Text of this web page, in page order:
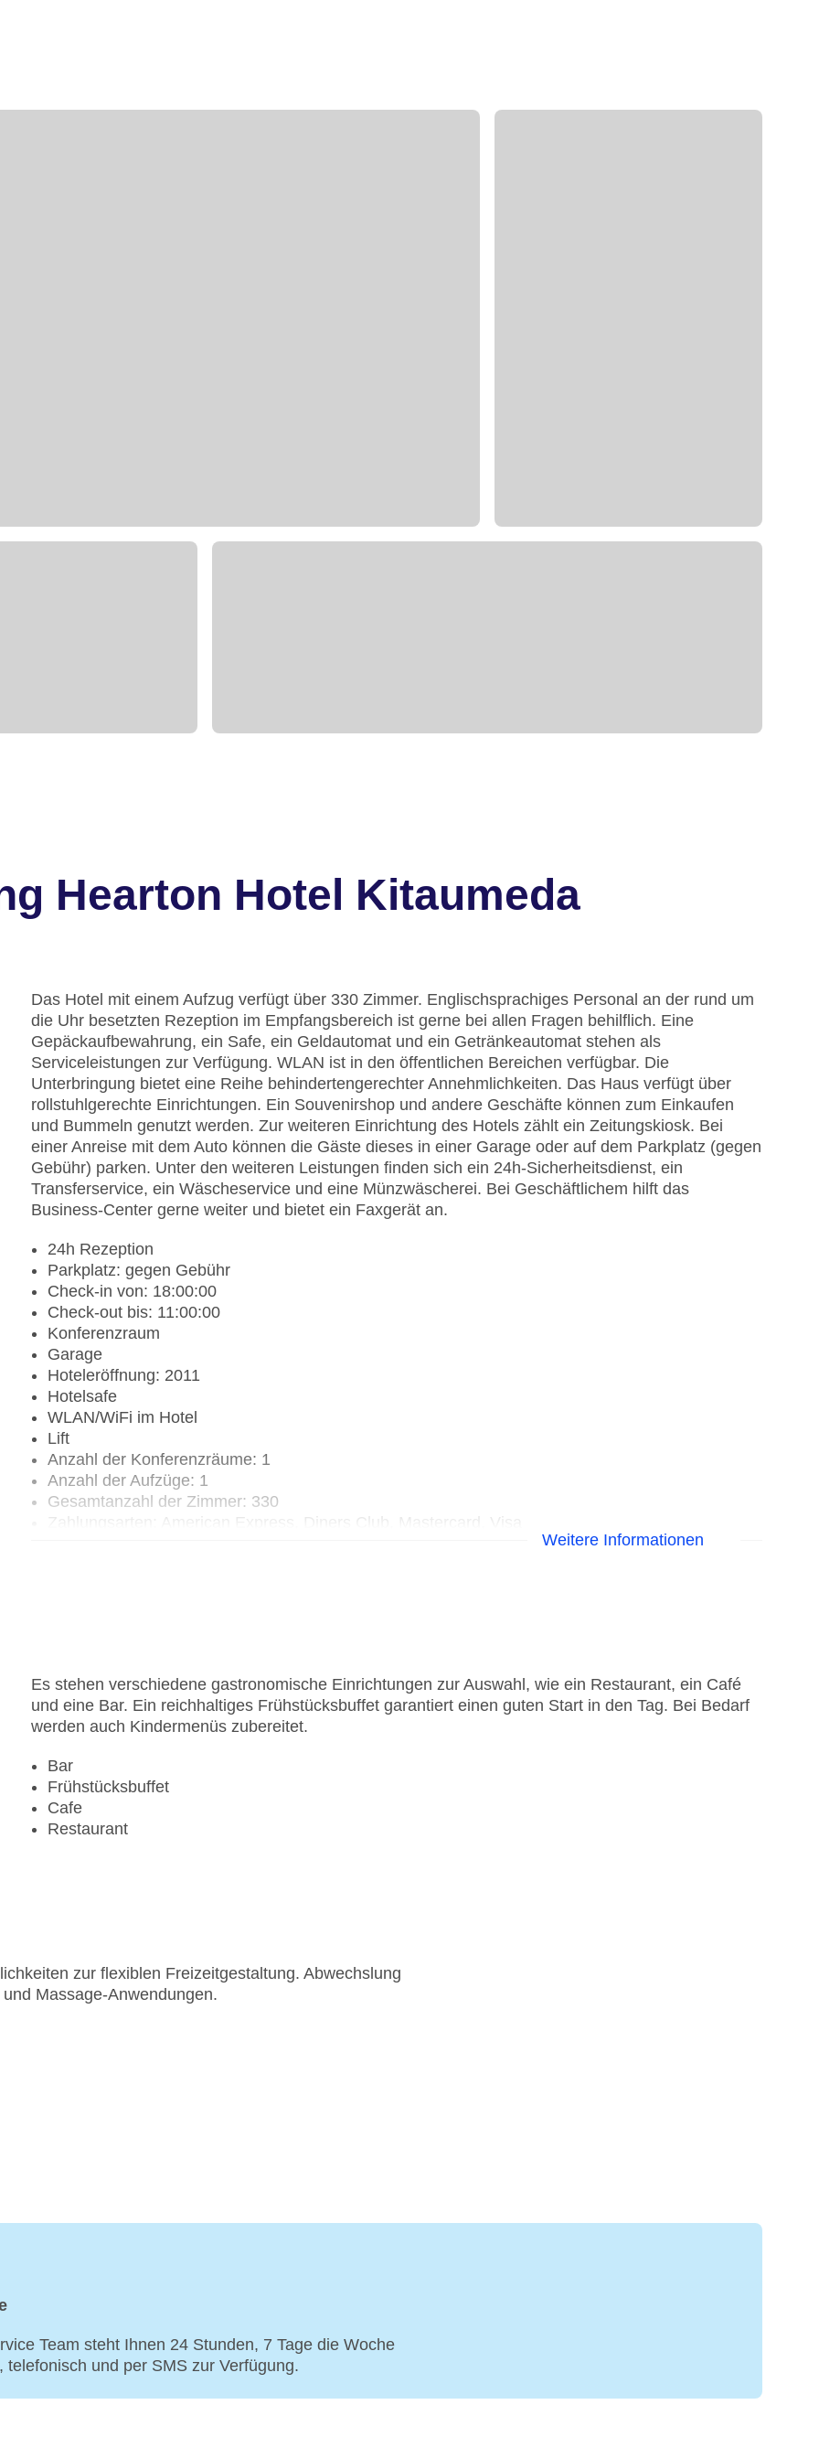
Hearton Hotel Kitaumeda
Das Hotel mit einem Aufzug verfügt über 330 Zimmer. Englischsprachiges Personal an der rund um
die Uhr besetzten Rezeption im Empfangsbereich ist gerne bei allen Fragen behilflich. Eine
Gepäckaufbewahrung, ein Safe, ein Geldautomat und ein Getränkeautomat stehen als
Serviceleistungen zur Verfügung. WLAN ist in den öffentlichen Bereichen verfügbar. Die
Unterbringung bietet eine Reihe behindertengerechter Annehmlichkeiten. Das Haus verfügt über
rollstuhlgerechte Einrichtungen. Ein Souvenirshop und andere Geschäfte können zum Einkaufen
und Bummeln genutzt werden. Zur weiteren Einrichtung des Hotels zählt ein Zeitungskiosk. Bei
einer Anreise mit dem Auto können die Gäste dieses in einer Garage oder auf dem Parkplatz (gegen
Gebühr) parken. Unter den weiteren Leistungen finden sich ein 24h-Sicherheitsdienst, ein
Transferservice, ein Wäscheservice und eine Münzwäscherei. Bei Geschäftlichem hilft das
Business-Center gerne weiter und bietet ein Faxgerät an.
24h Rezeption
Parkplatz: gegen Gebühr
Check-in von: 18:00:00
Check-out bis: 11:00:00
Konferenzraum
Garage
Hoteleröffnung: 2011
Hotelsafe
WLAN/WiFi im Hotel
Lift
Anzahl der Konferenzräume: 1
Anzahl der Aufzüge: 1
Gesamtanzahl der Zimmer: 330
Weitere Informationen
Es stehen verschiedene gastronomische Einrichtungen zur Auswahl, wie ein Restaurant, ein Café
und eine Bar. Ein reichhaltiges Frühstücksbuffet garantiert einen guten Start in den Tag. Bei Bedarf
werden auch Kindermenüs zubereitet.
Bar
Frühstücksbuffet
Cafe
Restaurant
zur flexiblen Freizeitgestaltung. Abwechslung
Massage-Anwendungen.
Team steht Ihnen 24 Stunden, 7 Tage die Woche
und per SMS zur Verfügung.